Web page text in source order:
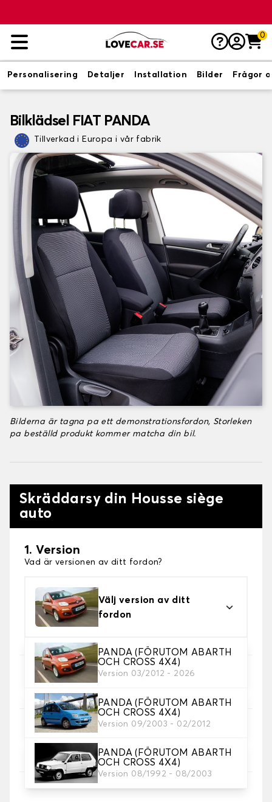
0
Personalisering Detaljer Installation Bilder Frågor
Bilklädsel FIAT PANDA
Tillverkad i Europa i vår fabrik
Bilderna är tagna pa ett demonstrationsfordon, Storleken
pa beställd produkt kommer matcha din bil.
Skräddarsy din Housse siège
auto
1. Version
Vad är versionen av ditt fordon?
Välj version av ditt
fordon
PANDA (FÖRUTOM ABARTH
OCH CROSS 4X4)
Version 03/2012 - 2026
PANDA (FÖRUTOM ABARTH
OCH CROSS 4X4)
Version 09/2003 - 02/2012
PANDA (FÖRUTOM ABARTH
OCH CROSS 4X4)
Version 08/1992 - 08/2003
2. Val av spel
3. Material
Välj material för dina omslag.